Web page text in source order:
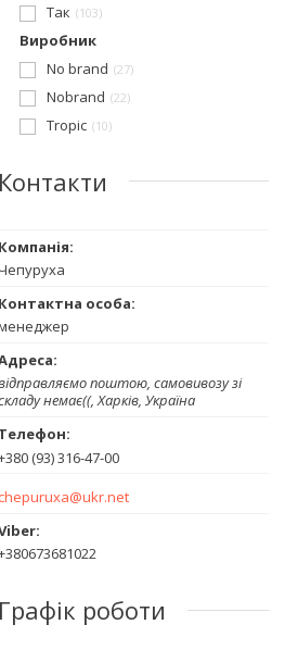
Так
103
Виробник
No brand
27
Nobrand 22
Tropic 10
Контакти
поштою, самовивозу зі
немає((, Харків, Україна
(93) 316-47-00
chepuruxa@ukr.net
Графік роботи